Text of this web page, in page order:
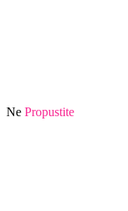
Ne Propustite